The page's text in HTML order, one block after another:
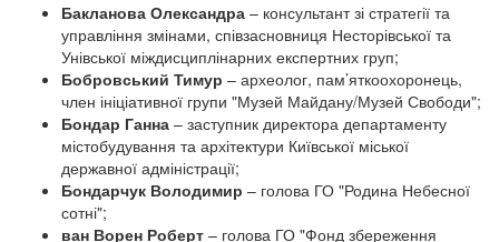
Бакланова Олександра – консультант зі стратегії та
управління змінами, співзасновниця Несторівської та
Унівської міждисциплінарних експертних груп;
Бобровський Тимур – археолог, пам’яткоохоронець,
член ініціативної групи "Музей Майдану/Музей Свободи";
Бондар Ганна – заступник директора департаменту
містобудування та архітектури Київської міської
державної адміністрації;
Бондарчук Володимир – голова ГО "Родина Небесної
сотні";
ван Ворен Роберт – голова ГО "Фонд збереження